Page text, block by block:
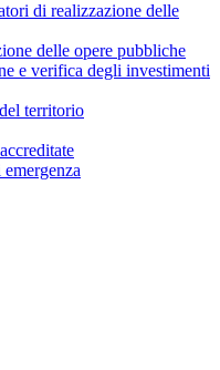
di realizzazione delle
delle opere pubbliche
e verifica degli investimenti
territorio